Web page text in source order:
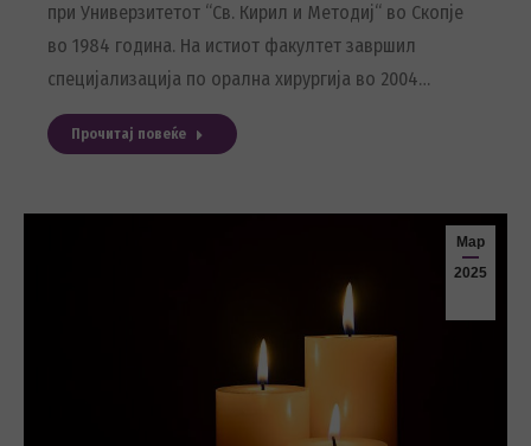
при Универзитетот “Св. Кирил и Методиј“ во Скопје
во 1984 година. На истиот факултет завршил
специјализација по орална хирургија во 2004…
Прочитај повеќе
Мар
2025